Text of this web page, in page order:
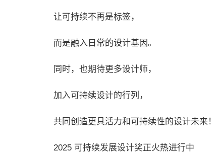
让可持续不再是标签，
而是融入日常的设计基因。
同时，也期待更多设计师，
加入可持续设计的行列，
共同创造更具活力和可持续性的设计未来！
2025 可持续发展设计奖正火热进行中